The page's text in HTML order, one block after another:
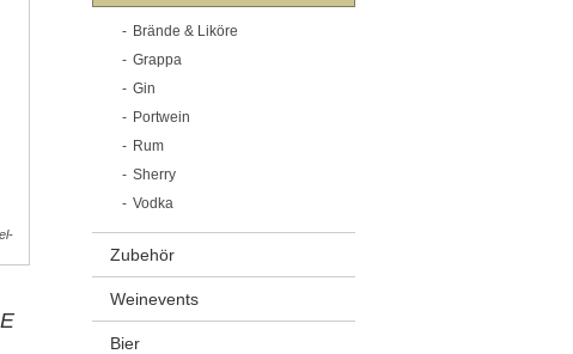
Brände & Liköre
Grappa
Gin
Portwein
Rum
Sherry
Vodka
Zubehör
Weinevents
Bier